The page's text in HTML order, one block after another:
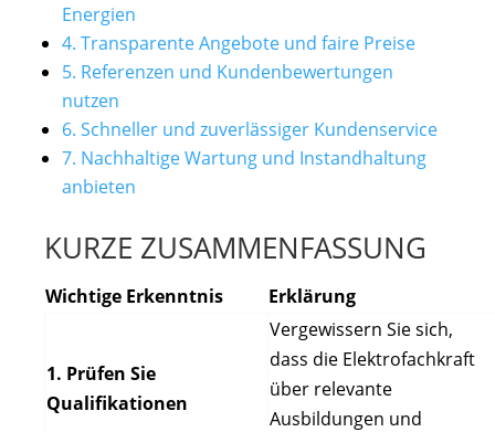
Energien
4. Transparente Angebote und faire Preise
5. Referenzen und Kundenbewertungen
nutzen
6. Schneller und zuverlässiger Kundenservice
7. Nachhaltige Wartung und Instandhaltung
anbieten
KURZE ZUSAMMENFASSUNG
Wichtige Erkenntnis Erklärung
1. Prüfen Sie
Qualifikationen
Vergewissern Sie sich,
dass die Elektrofachkraft
über relevante
Ausbildungen und